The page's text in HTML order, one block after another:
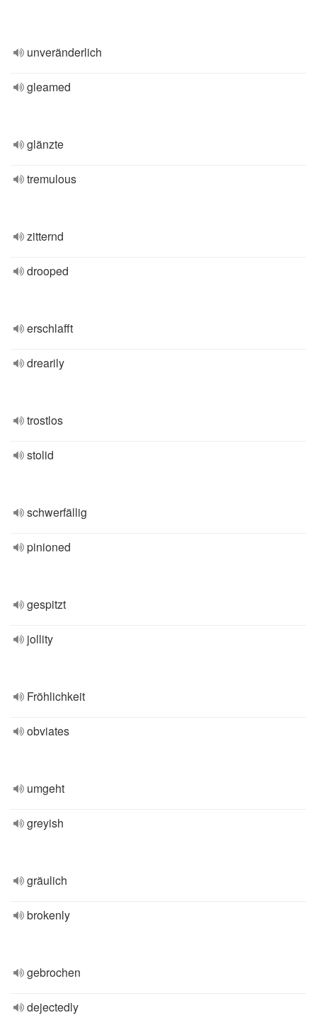
unveränderlich
gleamed
glänzte
tremulous
zitternd
drooped
erschlafft
drearily
trostlos
stolid
schwerfällig
pinioned
gespitzt
jollity
Fröhlichkeit
obviates
umgeht
greyish
gräulich
brokenly
gebrochen
dejectedly